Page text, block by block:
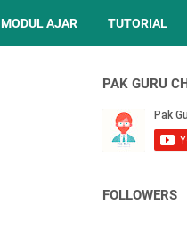
MODUL AJAR TUTORIAL
PAK GURU
FOLLOWERS